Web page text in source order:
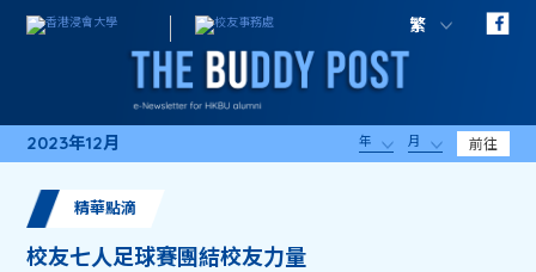
繁
2023年12月 年 月 前往
精華點滴
校友七人足球賽團結校友力量